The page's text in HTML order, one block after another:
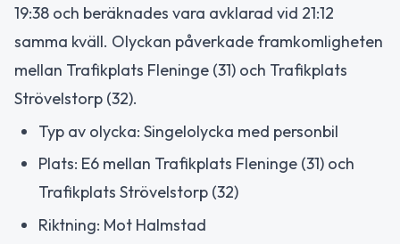
19:38 och beräknades vara avklarad vid 21:12
samma kväll. Olyckan påverkade framkomligheten
mellan Trafikplats Fleninge (31) och Trafikplats
Strövelstorp (32).
Typ av olycka: Singelolycka med personbil
Plats: E6 mellan Trafikplats Fleninge (31) och
Trafikplats Strövelstorp (32)
Riktning: Mot Halmstad